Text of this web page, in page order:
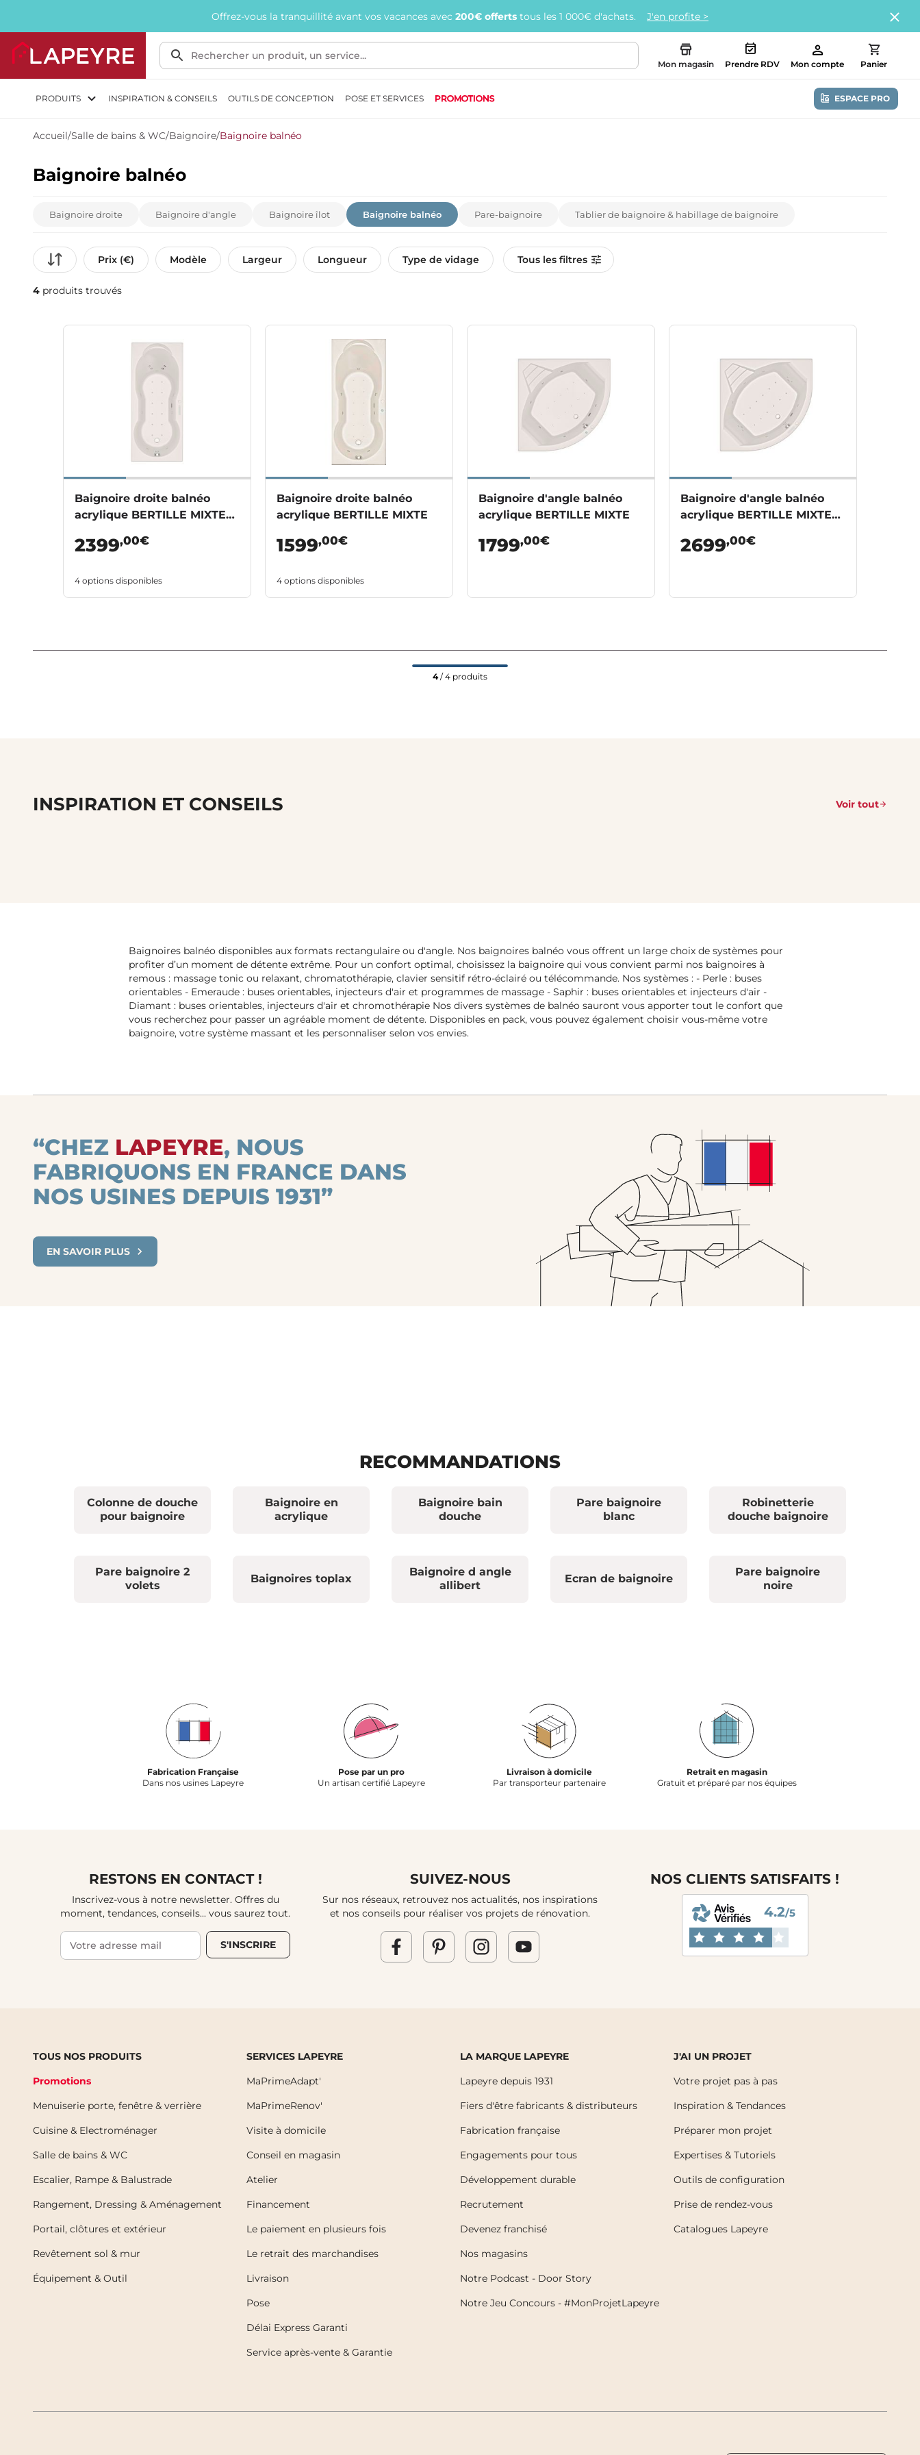
Offrez-vous la tranquillité avant vos vacances avec 200€ offerts tous les 1 000€ d'achats. J'en profite >
Mon magasin Prendre RDV Mon compte Panier
PRODUITS INSPIRATION & CONSEILS OUTILS DE CONCEPTION POSE ET SERVICES PROMOTIONS ESPACE PRO
Accueil/Salle de bains & WC/Baignoire/Baignoire balnéo
Baignoire balnéo
Baignoire droite Baignoire d'angle Baignoire îlot Baignoire balnéo Pare-baignoire Tablier de baignoire & habillage de baignoire
Prix (€) Modèle Largeur Longueur Type de vidage Tous les filtres
4 produits trouvés
Baignoire droite balnéo
acrylique BERTILLE MIXTE
2399,00€
4 options disponibles
Baignoire droite balnéo
acrylique BERTILLE MIXTE
1599,00€
4 options disponibles
Baignoire d'angle balnéo
acrylique BERTILLE MIXTE
1799,00€
Baignoire d'angle balnéo
acrylique BERTILLE MIXTE
2699,00€
4/ 4 produits
INSPIRATION ET CONSEILS Voir tout
Baignoires balnéo disponibles aux formats rectangulaire ou d'angle. Nos baignoires balnéo vous offrent un large choix de systèmes pour
profiter d’un moment de détente extrême. Pour un confort optimal, choisissez la baignoire qui vous convient parmi nos baignoires à
remous : massage tonic ou relaxant, chromatothérapie, clavier sensitif rétro-éclairé ou télécommande. Nos systèmes : - Perle : buses
orientables - Emeraude : buses orientables, injecteurs d'air et programmes de massage - Saphir : buses orientables et injecteurs d'air -
Diamant : buses orientables, injecteurs d'air et chromothérapie Nos divers systèmes de balnéo sauront vous apporter tout le confort que
vous recherchez pour passer un agréable moment de détente. Disponibles en pack, vous pouvez également choisir vous-même votre
baignoire, votre système massant et les personnaliser selon vos envies.
“CHEZ LAPEYRE, NOUS
FABRIQUONS EN FRANCE DANS
NOS USINES DEPUIS 1931”
EN SAVOIR PLUS
RECOMMANDATIONS
Colonne de douche
pour baignoire
Baignoire en
acrylique
Baignoire bain
douche
Pare baignoire
blanc
Robinetterie
douche baignoire
Pare baignoire 2
volets
Baignoires toplax
Baignoire d angle
allibert
Ecran de baignoire
Pare baignoire
noire
Fabrication Française
Dans nos usines Lapeyre
Pose par un pro
Un artisan certifié Lapeyre
Livraison à domicile
Par transporteur partenaire
Retrait en magasin
Gratuit et préparé par nos équipes
RESTONS EN CONTACT !
Inscrivez-vous à notre newsletter. Offres du
moment, tendances, conseils... vous saurez tout.
S'INSCRIRE
SUIVEZ-NOUS
Sur nos réseaux, retrouvez nos actualités, nos inspirations
et nos conseils pour réaliser vos projets de rénovation.
NOS CLIENTS SATISFAITS !
4.2/5
TOUS NOS PRODUITS
Promotions
Menuiserie porte, fenêtre & verrière
Cuisine & Electroménager
Salle de bains & WC
Escalier, Rampe & Balustrade
Rangement, Dressing & Aménagement
Portail, clôtures et extérieur
Revêtement sol & mur
Équipement & Outil
SERVICES LAPEYRE
MaPrimeAdapt'
MaPrimeRenov'
Visite à domicile
Conseil en magasin
Atelier
Financement
Le paiement en plusieurs fois
Le retrait des marchandises
Livraison
Pose
Délai Express Garanti
Service après-vente & Garantie
LA MARQUE LAPEYRE
Lapeyre depuis 1931
Fiers d'être fabricants & distributeurs
Fabrication française
Engagements pour tous
Développement durable
Recrutement
Devenez franchisé
Nos magasins
Notre Podcast - Door Story
Notre Jeu Concours - #MonProjetLapeyre
J'AI UN PROJET
Votre projet pas à pas
Inspiration & Tendances
Préparer mon projet
Expertises & Tutoriels
Outils de configuration
Prise de rendez-vous
Catalogues Lapeyre